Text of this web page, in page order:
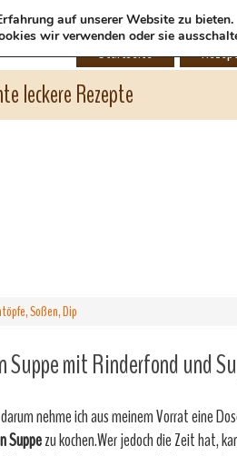
leckere Rezepte
Startseite
Soßen, Dip
Suppe mit Rinderfond und
nehme ich aus meinem Vorrat eine
Suppezu kochen.Wer jedoch die Zeit hat,
auf unserer Website zu bieten.
wir verwenden oder sie